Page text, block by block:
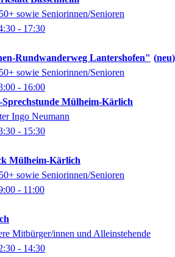
sowie Seniorinnen/Senioren
- 17:30
Rundwanderweg Lantershofen"
neu
sowie Seniorinnen/Senioren
- 16:00
Mülheim-Kärlich
Ingo Neumann
- 15:30
Mülheim-Kärlich
sowie Seniorinnen/Senioren
- 11:00
Mitbürger/innen und Alleinstehende
- 14:30